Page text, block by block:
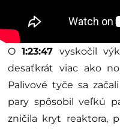
O1:23:47 vyskočil
desaťkrát viac ako
Palivové tyče sa
pary spôsobil veľkú
zničila kryt reaktora,